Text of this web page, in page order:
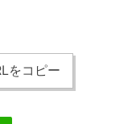
をコピー